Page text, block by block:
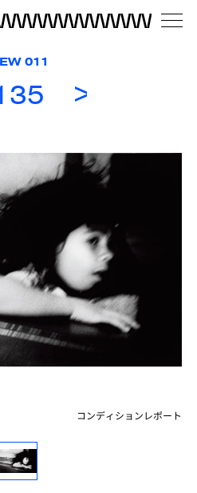
011
コンディションレポート